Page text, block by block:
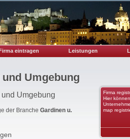
eintragen Leistungen
Umgebung
Umgebung
Firma
Hier
map
der Branche Gardinen u.